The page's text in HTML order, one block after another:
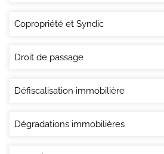
Copropriété et Syndic
Droit de passage
Défiscalisation immobilière
Dégradations immobilières